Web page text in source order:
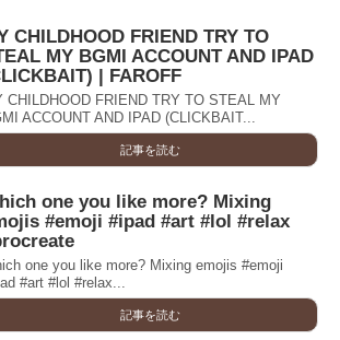
CHILDHOOD FRIEND TRY TO
MY BGMI ACCOUNT AND IPAD
| FAROFF
CHILDHOOD FRIEND TRY TO STEAL MY
ACCOUNT AND IPAD (CLICKBAIT...
記事を読む
one you like more? Mixing
#emoji #ipad #art #lol #relax
one you like more? Mixing emojis #emoji
#art #lol #relax...
記事を読む